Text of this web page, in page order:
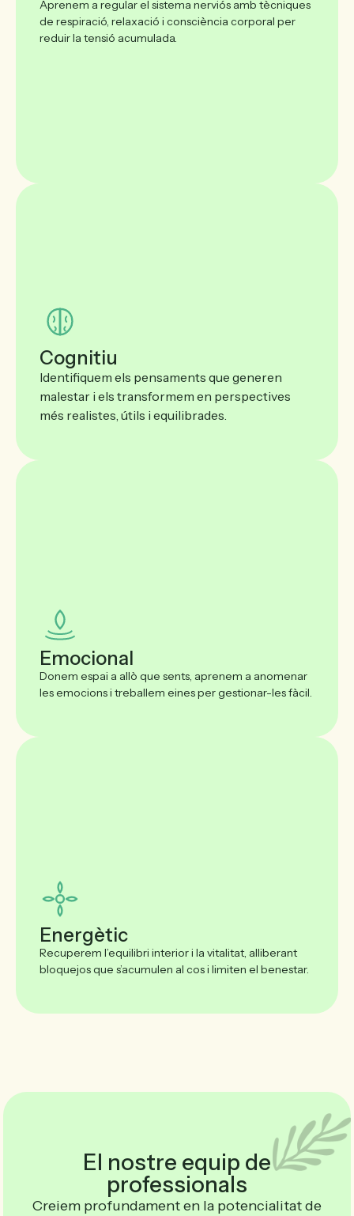
Aprenem a regular el sistema nerviós amb tècniques
de respiració, relaxació i consciència corporal per
reduir la tensió acumulada.
Cognitiu
Identifiquem els pensaments que generen
malestar i els transformem en perspectives
més realistes, útils i equilibrades.
Emocional
Donem espai a allò que sents, aprenem a anomenar
les emocions i treballem eines per gestionar-les fàcil.
Energètic
Recuperem l’equilibri interior i la vitalitat, alliberant
bloquejos que s’acumulen al cos i limiten el benestar.
El nostre equip de
professionals
Creiem profundament en la potencialitat de